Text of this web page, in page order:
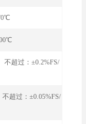
超过：±0.2%FS/
超过：±0.05%FS/